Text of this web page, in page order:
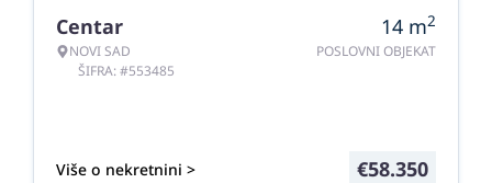
Centar
NOVI SAD
ŠIFRA: #553485
14 m2
POSLOVNI OBJEKAT
Više o nekretnini > €58.350